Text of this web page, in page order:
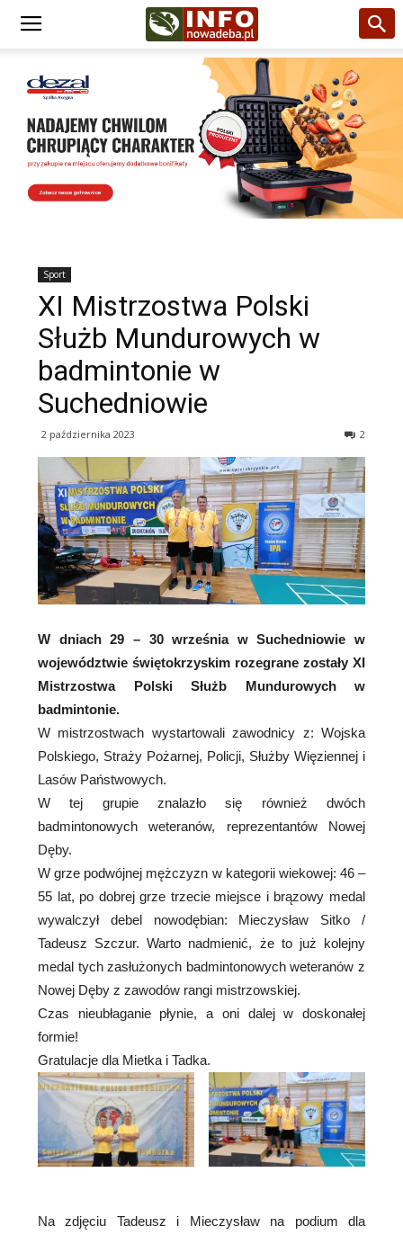
Sport
XI Mistrzostwa Polski
Służb Mundurowych w
badmintonie w
Suchedniowie
2 października 2023 2
W dniach 29 – 30 września w Suchedniowie w
województwie świętokrzyskim rozegrane zostały XI
Mistrzostwa Polski Służb Mundurowych w
badmintonie.
W mistrzostwach wystartowali zawodnicy z: Wojska
Polskiego, Straży Pożarnej, Policji, Służby Więziennej i
Lasów Państwowych.
W tej grupie znalazło się również dwóch
badmintonowych weteranów, reprezentantów Nowej
Dęby.
W grze podwójnej mężczyzn w kategorii wiekowej: 46 –
55 lat, po dobrej grze trzecie miejsce i brązowy medal
wywalczył debel nowodębian: Mieczysław Sitko /
Tadeusz Szczur. Warto nadmienić, że to już kolejny
medal tych zasłużonych badmintonowych weteranów z
Nowej Dęby z zawodów rangi mistrzowskiej.
Czas nieubłaganie płynie, a oni dalej w doskonałej
formie!
Gratulacje dla Mietka i Tadka.
Na zdjęciu Tadeusz i Mieczysław na podium dla